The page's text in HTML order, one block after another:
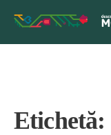
Etichetă: